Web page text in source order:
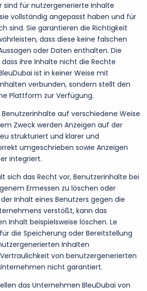
sind für nutzergenerierte Inhalte
vollständig angepasst haben und für
sind. Sie garantieren die Richtigkeit
dass diese keine falschen
oder Daten enthalten. Die
ihre Inhalte nicht die Rechte
ist in keiner Weise mit
verbunden, sondern stellt den
Plattform zur Verfügung.
Benutzerinhalte auf verschiedene Weise
Zweck werden Anzeigen auf der
strukturiert und klarer und
umgeschrieben sowie Anzeigen
integriert.
sich das Recht vor, Benutzerinhalte bei
Ermessen zu löschen oder
Inhalt eines Benutzers gegen die
verstößt, kann das
Inhalt beispielsweise löschen. Le
die Speicherung oder Bereitstellung
Inhalten
von benutzergenerierten
nicht garantiert.
das Unternehmen BleuDubai von